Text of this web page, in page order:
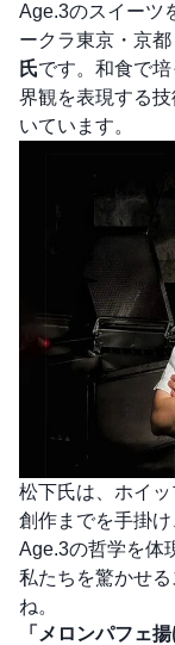
Age.3のスイーツ
ークラ東京・京
氏です。和食で
界観を表現する
いています。
松下氏は、ホイ
創作までを手掛
Age.3の哲学を体
私たちを驚かせ
ね。
「メロンパフェ